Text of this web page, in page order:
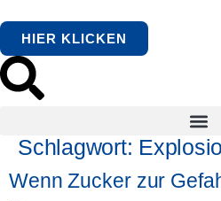
springen
HIER KLICKEN
Schlagwort:
Wenn Zucker zur